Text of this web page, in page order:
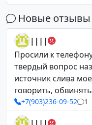
Новые отзывы
||||
Просили к
твердый вопрос
источник слива
говорить,
+7(903)236-09-52 1